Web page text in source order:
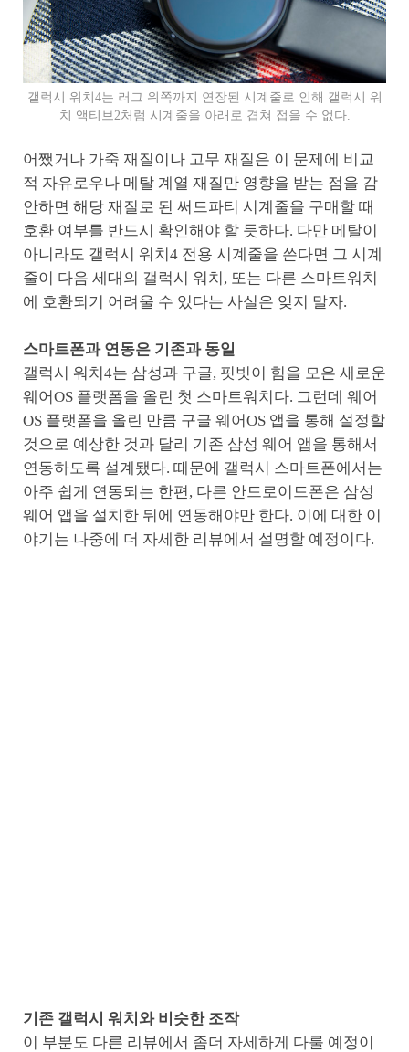
갤럭시 워치4는 러그 위쪽까지 연장된 시계줄로 인해 갤럭시 워
치 액티브2처럼 시계줄을 아래로 겹쳐 접을 수 없다.
어쨌거나 가죽 재질이나 고무 재질은 이 문제에 비교
적 자유로우나 메탈 계열 재질만 영향을 받는 점을 감
안하면 해당 재질로 된 써드파티 시계줄을 구매할 때
호환 여부를 반드시 확인해야 할 듯하다. 다만 메탈이
아니라도 갤럭시 워치4 전용 시계줄을 쓴다면 그 시계
줄이 다음 세대의 갤럭시 워치, 또는 다른 스마트워치
에 호환되기 어려울 수 있다는 사실은 잊지 말자.
스마트폰과 연동은 기존과 동일
갤럭시 워치4는 삼성과 구글, 핏빗이 힘을 모은 새로운
웨어OS 플랫폼을 올린 첫 스마트워치다. 그런데 웨어
OS 플랫폼을 올린 만큼 구글 웨어OS 앱을 통해 설정할
것으로 예상한 것과 달리 기존 삼성 웨어 앱을 통해서
연동하도록 설계됐다. 때문에 갤럭시 스마트폰에서는
아주 쉽게 연동되는 한편, 다른 안드로이드폰은 삼성
웨어 앱을 설치한 뒤에 연동해야만 한다. 이에 대한 이
야기는 나중에 더 자세한 리뷰에서 설명할 예정이다.
기존 갤럭시 워치와 비슷한 조작
이 부분도 다른 리뷰에서 좀더 자세하게 다룰 예정이